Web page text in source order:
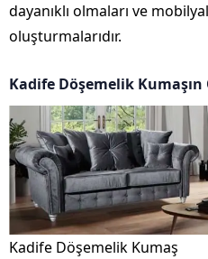
dayanıklı olmaları ve
oluşturmalarıdır.
Kadife Döşemelik
Kadife Döşemelik Kumaş